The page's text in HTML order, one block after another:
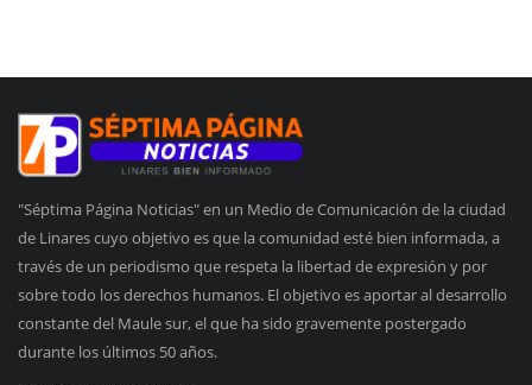
"Séptima Página Noticias" en un Medio de Comunicación de la ciudad
de Linares cuyo objetivo es que la comunidad esté bien informada, a
través de un periodismo que respeta la libertad de expresión y por
sobre todo los derechos humanos. El objetivo es aportar al desarrollo
constante del Maule sur, el que ha sido gravemente postergado
durante los últimos 50 años.